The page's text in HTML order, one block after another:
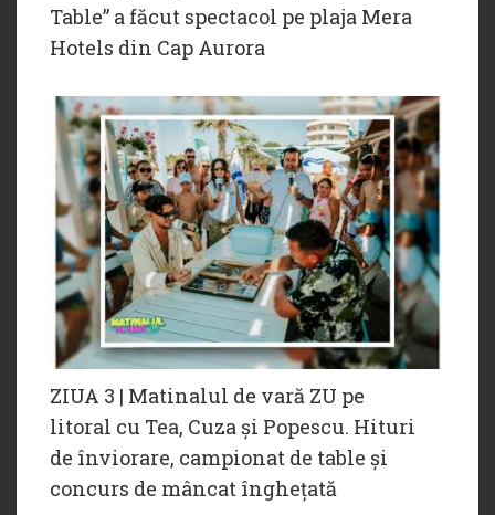
Table” a făcut spectacol pe plaja Mera
Hotels din Cap Aurora
ZIUA 3 | Matinalul de vară ZU pe
litoral cu Tea, Cuza și Popescu. Hituri
de înviorare, campionat de table și
concurs de mâncat înghețată